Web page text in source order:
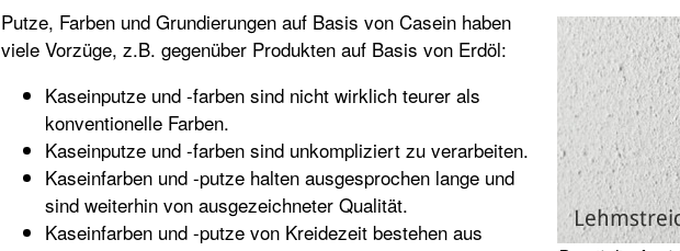
Putze, Farben und Grundierungen auf Basis von Casein haben
viele Vorzüge, z.B. gegenüber Produkten auf Basis von Erdöl:
Kaseinputze und -farben sind nicht wirklich teurer als
konventionelle Farben.
Kaseinputze und -farben sind unkompliziert zu verarbeiten.
Kaseinfarben und -putze halten ausgesprochen lange und
sind weiterhin von ausgezeichneter Qualität.
Kaseinfarben und -putze von Kreidezeit bestehen aus